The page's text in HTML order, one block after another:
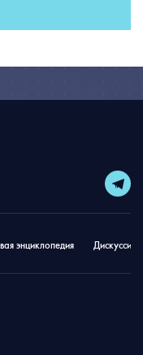
энциклопедия